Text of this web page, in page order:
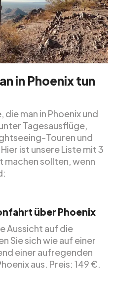
in Phoenix tun
die man in Phoenix und
Tagesausflüge,
Touren und
ist unsere Liste mit 3
machen sollten, wenn
über Phoenix
Aussicht auf die
Sie sich wie auf einer
einer aufregenden
aus. Preis: 149 €.